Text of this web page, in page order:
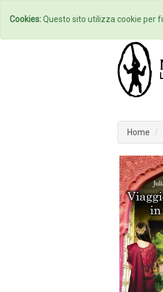
Home
Cookies:Questo sito utilizza cookie per